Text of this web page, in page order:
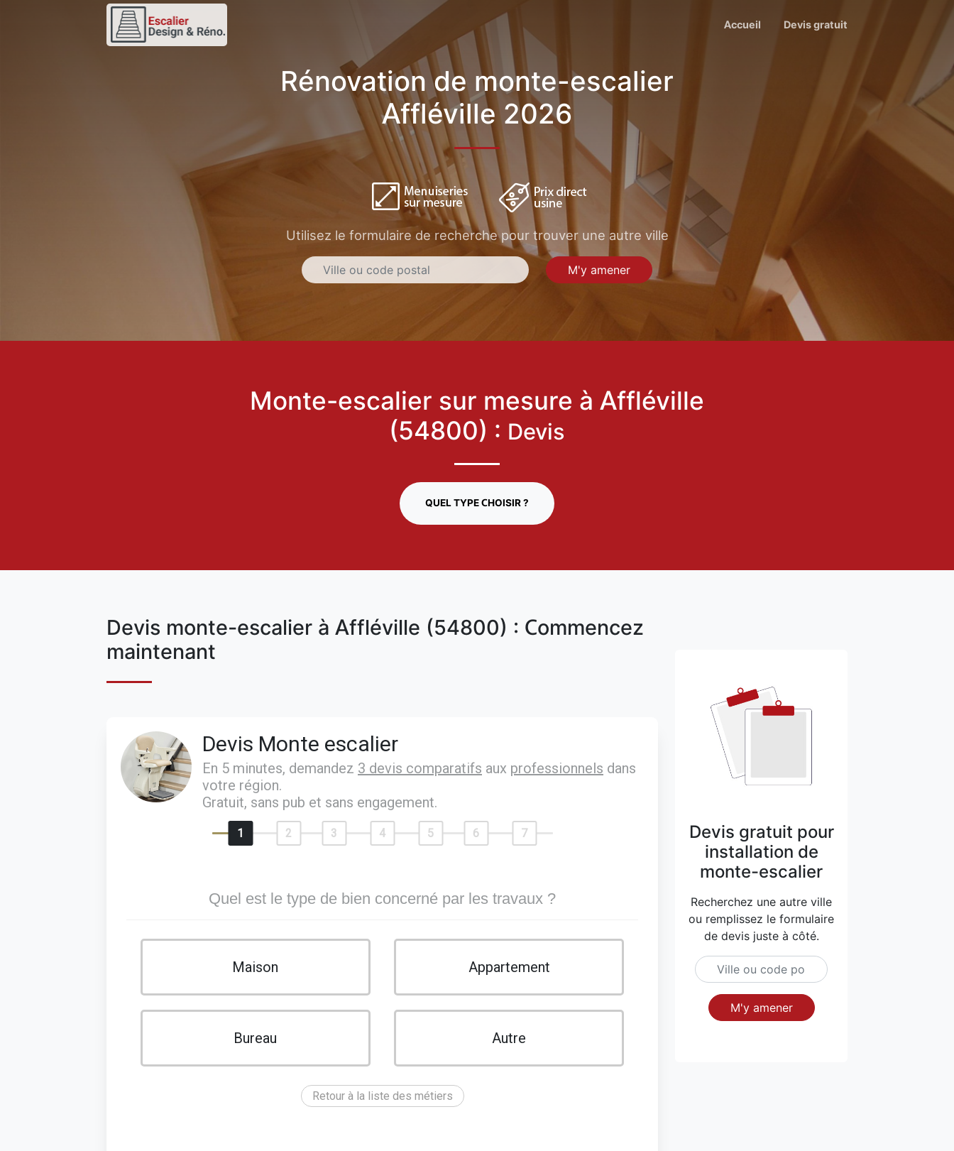
Accueil Devis gratuit
Rénovation de monte-escalier
Affléville 2026
Utilisez le formulaire de recherche pour trouver une autre ville
M'y amener
Monte-escalier sur mesure à Affléville
(54800) : Devis
QUEL TYPE CHOISIR ?
Devis monte-escalier à Affléville (54800) : Commencez
maintenant
Devis Monte escalier
En 5 minutes, demandez 3 devis comparatifs aux professionnels dans
votre région.
Gratuit, sans pub et sans engagement.
1 2 3 4 5 6 7
Quel est le type de bien concerné par les travaux ?
Maison Appartement
Bureau Autre
Retour à la liste des métiers
Devis gratuit pour
installation de
monte-escalier
Recherchez une autre ville
ou remplissez le formulaire
de devis juste à côté.
M'y amener